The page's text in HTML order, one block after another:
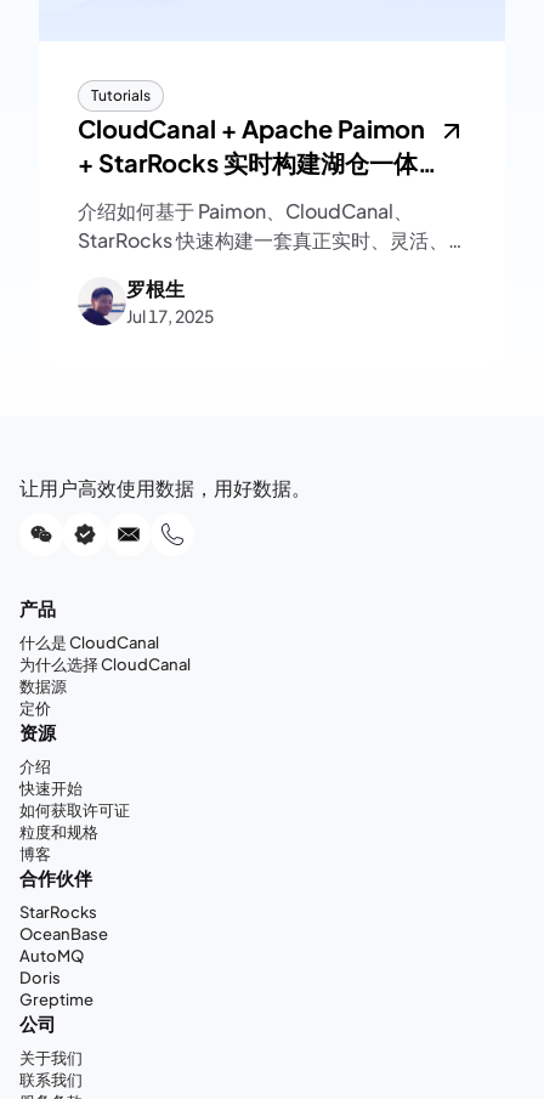
Tutorials
CloudCanal + Apache Paimon
+ StarRocks 实时构建湖仓一体
架构
介绍如何基于 Paimon、CloudCanal、
StarRocks 快速构建一套真正实时、灵活、
罗根生
Jul 17, 2025
让用户高效使用数据，用好数据。
产品
什么是 CloudCanal
为什么选择 CloudCanal
数据源
定价
资源
介绍
快速开始
如何获取许可证
粒度和规格
博客
合作伙伴
StarRocks
OceanBase
AutoMQ
Doris
Greptime
公司
关于我们
联系我们